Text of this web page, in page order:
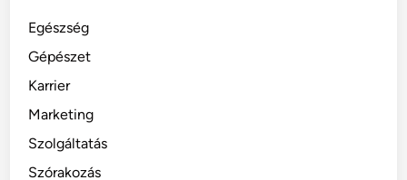
Egészség
Gépészet
Karrier
Marketing
Szolgáltatás
Szórakozás